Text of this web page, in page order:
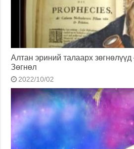
Алтан эриний талаарх
Зөгнөл
2022/10/02